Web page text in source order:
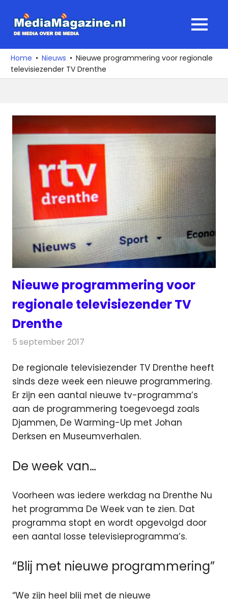
naar
media
over
de
MENU
Home Nieuws
Nieuwe programmering voor regionale
televisiezender TV Drenthe
Nieuwe programmering voor
regionale televisiezender TV
Drenthe
5 september 2017
De regionale televisiezender TV Drenthe heeft
sinds deze week een nieuwe programmering.
Er zijn een aantal nieuwe tv-programma’s
aan de programmering toegevoegd zoals
Djammen, De Warming-Up met Johan
Derksen en Museumverhalen.
De week van…
Voorheen was iedere werkdag na Drenthe Nu
het programma De Week van te zien. Dat
programma stopt en wordt opgevolgd door
een aantal losse televisieprogramma’s.
“Blij met nieuwe programmering”
“We zijn heel blij met de nieuwe